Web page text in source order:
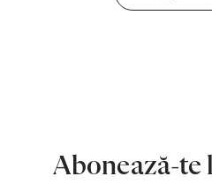
Abonează-te